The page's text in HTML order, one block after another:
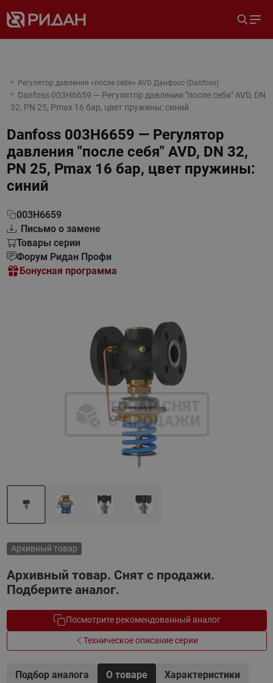
Регулятор давления «после себя» AVD Данфосс (Danfoss)
Danfoss 003H6659 — Регулятор давления "после себя" AVD, DN
32, PN 25, Рmax 16 бар, цвет пружины: синий
Danfoss 003H6659 — Регулятор
давления "после себя" AVD, DN 32,
PN 25, Рmax 16 бар, цвет пружины:
синий
003H6659
Письмо о замене
Товары серии
Форум Ридан Профи
Бонусная программа
Архивный товар
Архивный товар. Снят с продажи.
Подберите аналог.
Посмотрите рекомендованный аналог
Техническое описание серии
Подбор аналога О товаре
Характеристики